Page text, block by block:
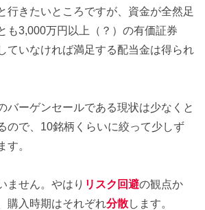
行きたいところですが、資金が全然足
も3,000万円以上（？）の有価証券
ていなければ満足する配当金は得られ
バーゲンセールである現状は少なくと
ので、10銘柄くらいに絞って少しず
す。
ません。やはり リスク回避の観点か
購入時期はそれぞれ分散します。